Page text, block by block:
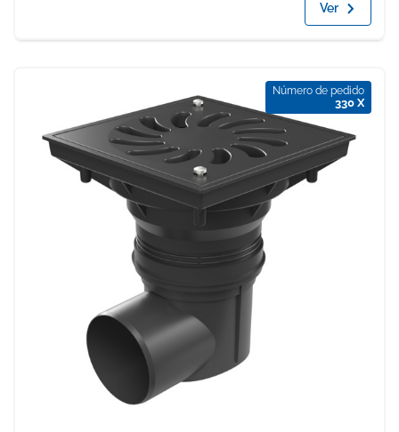
Ver
Número de pedido
330 X